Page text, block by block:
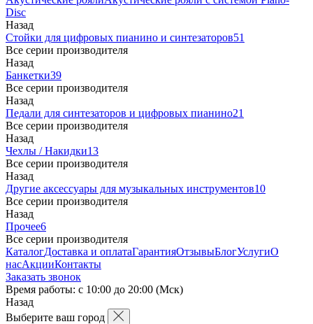
Disc
Назад
Стойки для цифровых пианино и синтезаторов51
Все серии производителя
Назад
Банкетки39
Все серии производителя
Назад
Педали для синтезаторов и цифровых пианино21
Все серии производителя
Назад
Чехлы / Накидки13
Все серии производителя
Назад
Другие аксессуары для музыкальных инструментов10
Все серии производителя
Назад
Прочее6
Все серии производителя
КаталогДоставка и оплатаГарантияОтзывыБлогУслугиО
насАкцииКонтакты
Заказать звонок
Время работы: с 10:00 до 20:00 (Мск)
Назад
Выберите ваш город